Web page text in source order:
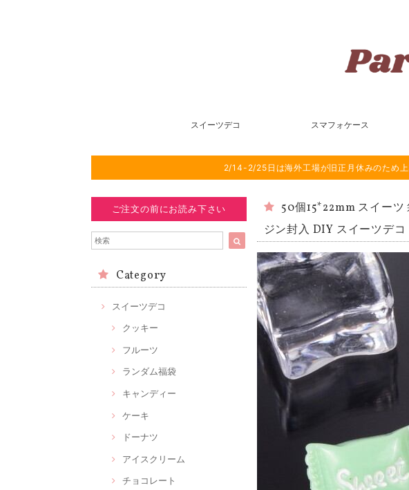
スイーツデコ スマフォケース
2/14-2/25日は海外工場が旧正月休みのため
ご注文の前にお読み下さい
Category
スイーツデコ
クッキー
フルーツ
ランダム福袋
キャンディー
ケーキ
ドーナツ
アイスクリーム
チョコレート
50個15*22mm スイー
ジン封入 DIY スイーツデコ